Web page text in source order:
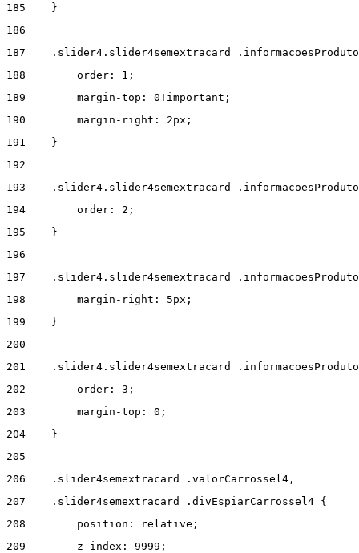
185
    }
186
187
.slider4.slider4semextracard
188
        order: 1;
189
        margin-top: 0!important;
190
        margin-right: 2px;
191
    }
192
193
.slider4.slider4semextracard
194
        order: 2;
195
    }
196
197
.slider4.slider4semextracard
198
        margin-right: 5px;
199
    }
200
201
.slider4.slider4semextracard
202
        order: 3;
203
        margin-top: 0;
204
    }
205
206
    .slider4semextracard .valorCarrossel4,
207
    .slider4semextracard .divEspiarCarrossel4 {
208
        position: relative;
209
        z-index: 9999;